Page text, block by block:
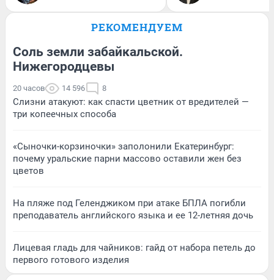
РЕКОМЕНДУЕМ
Соль земли забайкальской.
Нижегородцевы
20 часов 14 596 8
Слизни атакуют: как спасти цветник от вредителей —
три копеечных способа
«Сыночки-корзиночки» заполонили Екатеринбург:
почему уральские парни массово оставили жен без
цветов
На пляже под Геленджиком при атаке БПЛА погибли
преподаватель английского языка и ее 12-летняя дочь
Лицевая гладь для чайников: гайд от набора петель до
первого готового изделия